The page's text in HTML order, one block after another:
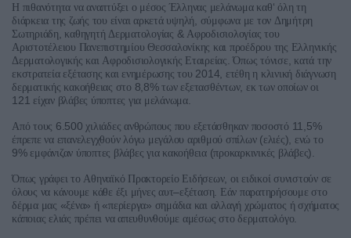
Η πιθανότητα να αναπτύξει ο μέσος Έλληνας μελάνωμα καθ‘ όλη τη
διάρκεια της ζωής του είναι αρκετά υψηλή σύμφωνα με τον Δημήτρη
Σωτηριάδη καθηγητή Δερματολογίας & Αφροδισιολογίας του
Αριστοτέλειου Πανεπιστημίου Θεσσαλονίκης και προέδρου της Ελληνικής
Δερματολογικής και Αφροδισιολογικής Εταιρείας .Όπως τόνισε κατά την
εκστρατεία εξέτασης και ενημέρωσης του 2014, ετέθη η κλινική διάγνωση
δερματικής κακοήθειας στο 8,8%των εξετασθέντων, εκ των οποίων οι
121 είχαν βλάβες ύποπτες για μελάνωμα.
Από τους 6.500 χιλιάδες ανθρώπους που εξετάσθηκαν ποσοστό 11,5%
έπρεπε να επανελεγχθούν λόγω μεγάλου αριθμού σπίλων(ελιές), ενώ το
9% εμφάνιζαν ύποπτες βλάβες για κακοήθεια(προκαρκινικές βλάβες).
Όπως γράφει το Αθηναϊκό Πρακτορείο Ειδήσεων, οι ειδικοί συνιστούν σε
όλους να κάνουμε κάθε έξι μήνες αυτ–εξέταση Εάν παρατηρήσουμε στο
δέρμα μας «ξένα» ή «περίεργα» σημάδια και αλλαγή χρώματος ή σχήματος
κάποιας ελιάς πρέπει να απευθυνθούμε αμέσως στο δερματολόγο